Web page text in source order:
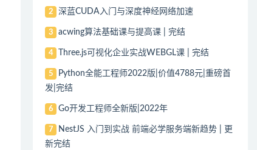
2 深蓝CUDA入门与深度神经网络加速
3 acwing算法基础课与提高课 | 完结
4 Three.js可视化企业实战WEBGL课 | 完结
5
Python全能工程师2022版|价值4788元|重磅首
发|完结
6 Go开发工程师全新版|2022年
7
NestJS 入门到实战 前端必学服务端新趋势 | 更
新完结